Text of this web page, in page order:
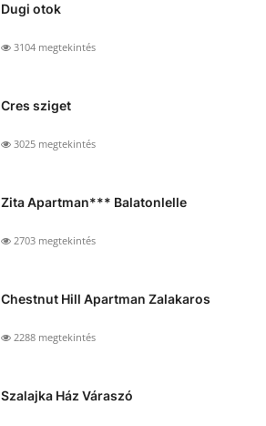
Dugi otok
3104 megtekintés
Cres sziget
3025 megtekintés
Zita Apartman*** Balatonlelle
2703 megtekintés
Chestnut Hill Apartman Zalakaros
2288 megtekintés
Szalajka Ház Váraszó